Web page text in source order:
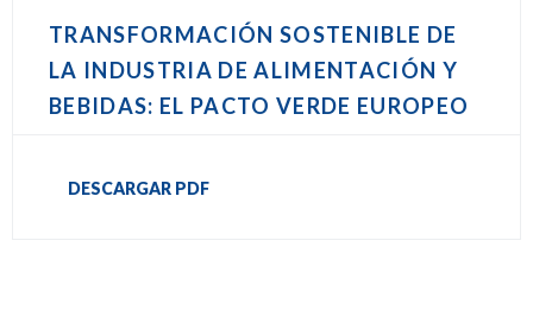
TRANSFORMACIÓN SOSTENIBLE DE
LA INDUSTRIA DE ALIMENTACIÓN Y
BEBIDAS: EL PACTO VERDE EUROPEO
DESCARGAR PDF